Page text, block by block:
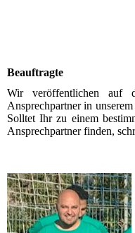
Beauftragte
Wir veröffentlichen auf
Ansprechpartner in
Solltet Ihr zu einem
Ansprechpartner finden,